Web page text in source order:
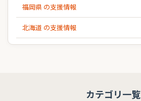
福岡県 の支援情報
北海道 の支援情報
カテゴリ一覧